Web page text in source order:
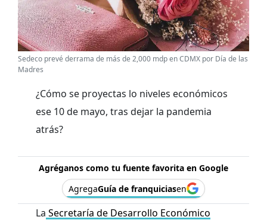
Sedeco prevé derrama de más de 2,000 mdp en CDMX por Día de las
Madres
¿Cómo se proyectas lo niveles económicos
ese 10 de mayo, tras dejar la pandemia
atrás?
Agréganos como tu fuente favorita en Google
AgregaGuía de franquiciasen
La Secretaría de Desarrollo Económico